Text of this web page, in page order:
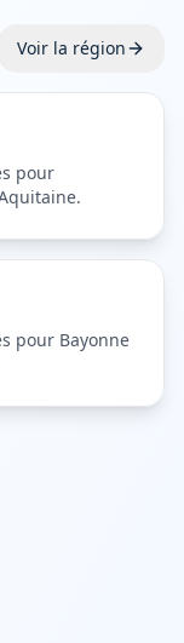
Voir la région
pour
.
pour Bayonne